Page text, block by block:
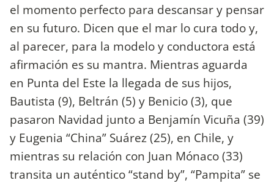
el momento perfecto para descansar y pensar
en su futuro. Dicen que el mar lo cura todo y,
al parecer, para la modelo y conductora está
afirmación es su mantra. Mientras aguarda
en Punta del Este la llegada de sus hijos,
Bautista (9), Beltrán (5) y Benicio (3), que
pasaron Navidad junto a Benjamín Vicuña (39)
y Eugenia “China” Suárez (25), en Chile, y
mientras su relación con Juan Mónaco (33)
transita un auténtico “stand by”, “Pampita” se